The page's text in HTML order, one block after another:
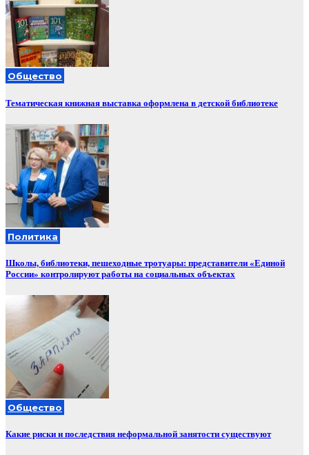
Общество
Тематическая книжная выставка оформлена в детской библиотеке
Политика
Школы, библиотеки, пешеходные тротуары: представители «Единой
России» контролируют работы на социальных объектах
Общество
Какие риски и последствия неформальной занятости существуют